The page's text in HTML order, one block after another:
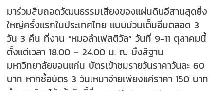
มาร่วมสืบถอดวัฒนธรรมเสียงของแผ่นดินอีสานสุดยิ่ง
ใหญ่ครั้งแรกในประเทศไทย แบบม่วนเต็มอิ่มตลอด 3
วัน 3 คืน ที่งาน “หมอลำเฟสติวัล” วันที่ 9-11 ตุลาคมนี้
ตั้งแต่เวลา 18.00 – 24.00 น. ณ บึงสีฐาน
มหาวิทยาลัยขอนแก่น บัตรเข้าชมรายวันราคาวันละ 60
บาท หากซื้อบัตร 3 วันเหมาจ่ายเพียงแค่ราคา 150 บาท